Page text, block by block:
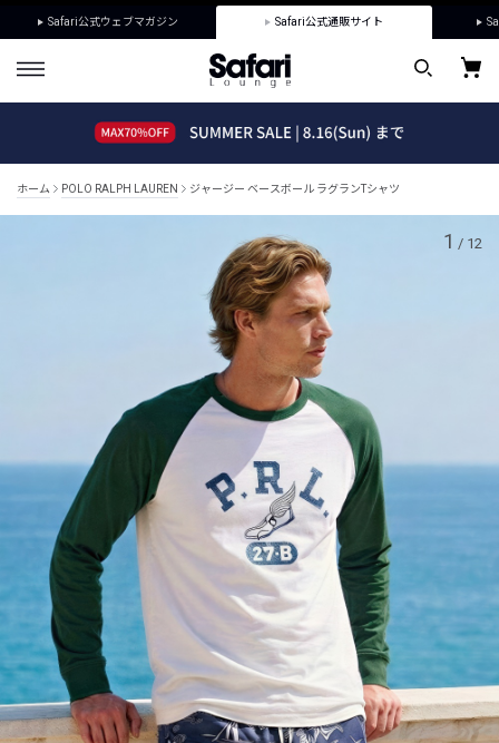
Safari公式ウェブマガジン Safari公式通販サイト
ホーム POLO RALPH LAUREN ジャージー ベースボール ラグランTシャツ
1 / 12